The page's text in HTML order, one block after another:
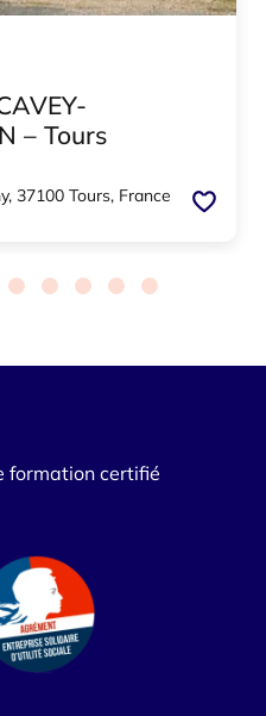
– Tours
37100 Tours, France
formation certifié